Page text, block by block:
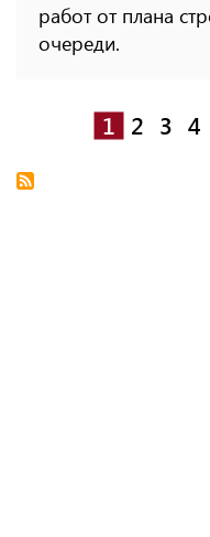
работ от плана
очереди.
1 2 3 4